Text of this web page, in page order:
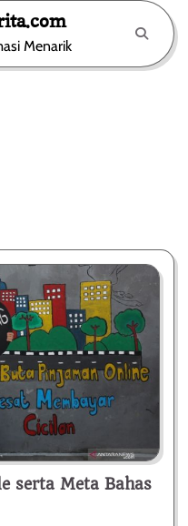
Menarik
serta Meta Bahas